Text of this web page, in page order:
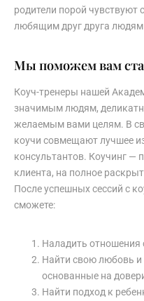
родители порой
любящим друг друга
Мы поможем вам
Коуч-тренеры нашей
значимым людям,
желаемым вами целям. В
коучи совмещают лучшее
консультантов. Коучинг —
клиента, на полное
После успешных сессий с
сможете:
Наладить отношения
Найти свою любовь и
основанные на
Найти подход к